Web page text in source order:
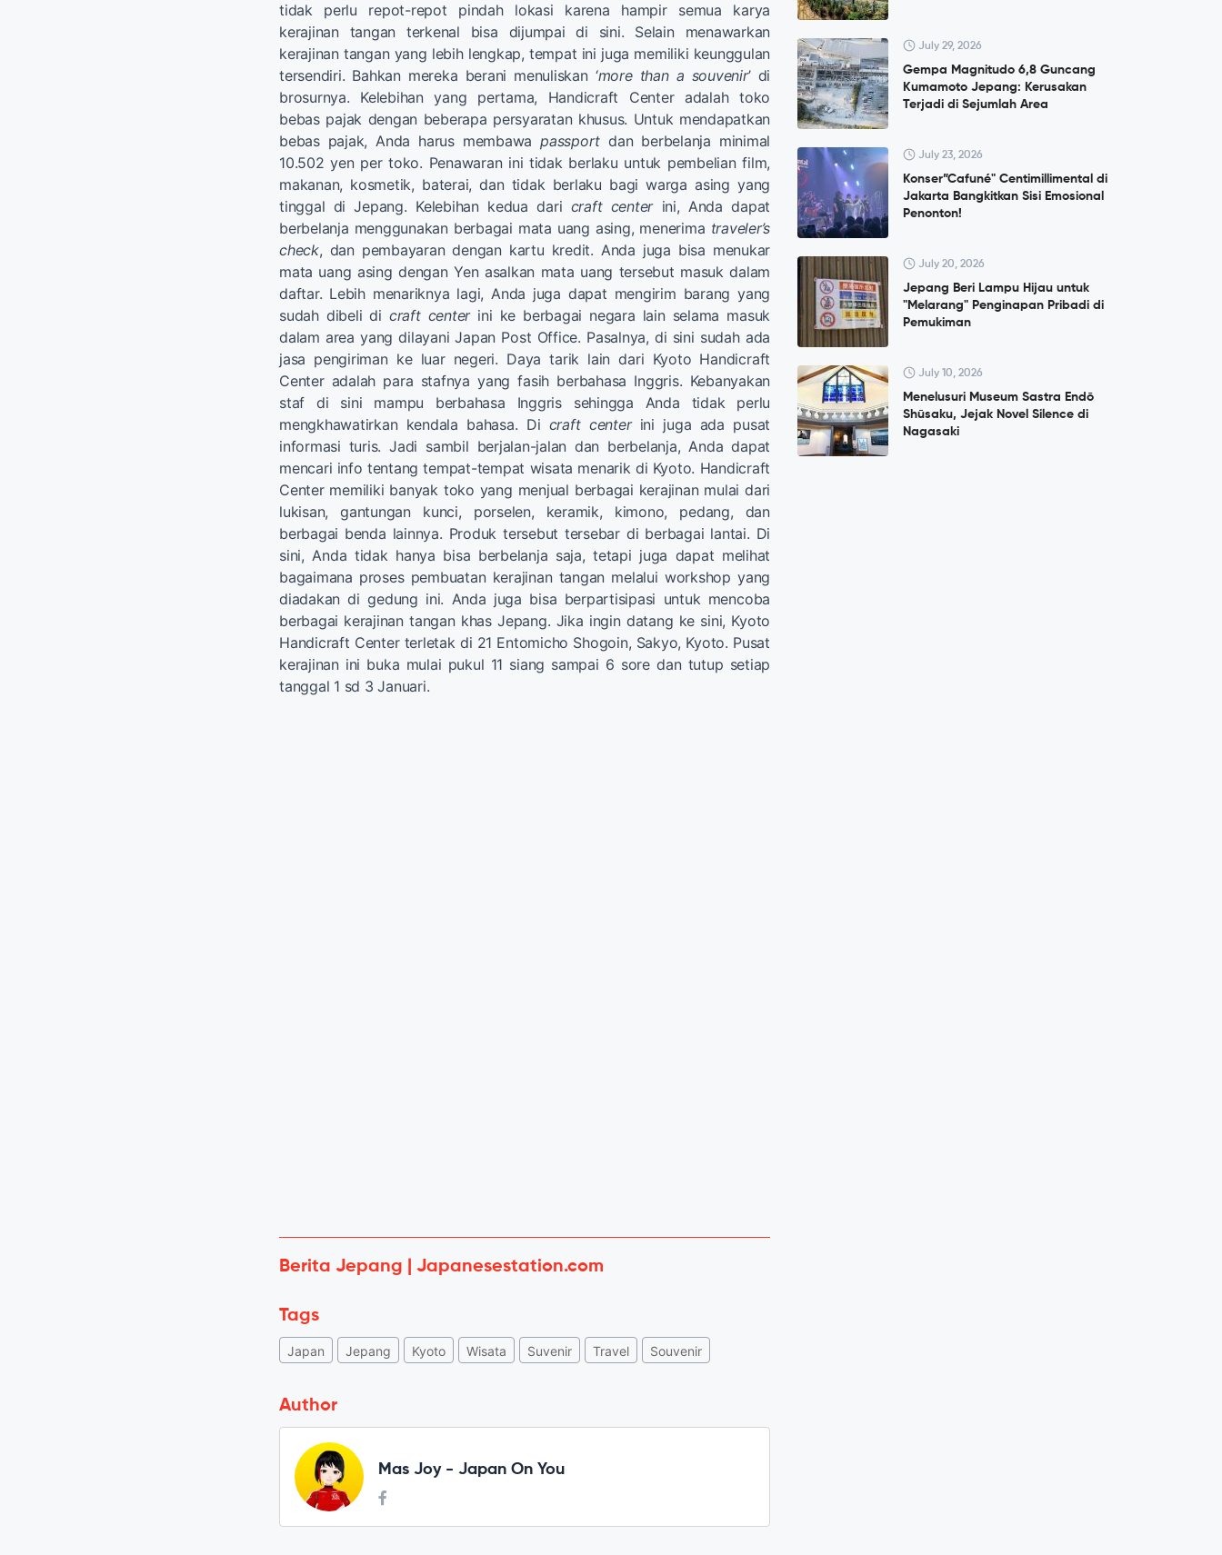
tidak perlu repot-repot pindah lokasi karena hampir semua karya
kerajinan tangan terkenal bisa dijumpai di sini. Selain menawarkan
kerajinan tangan yang lebih lengkap, tempat ini juga memiliki keunggulan
tersendiri. Bahkan mereka berani menuliskan ‘more than a souvenir’ di
brosurnya. Kelebihan yang pertama, Handicraft Center adalah toko
bebas pajak dengan beberapa persyaratan khusus. Untuk mendapatkan
bebas pajak, Anda harus membawapassport dan berbelanja minimal
10.502 yen per toko. Penawaran ini tidak berlaku untuk pembelian film,
makanan, kosmetik, baterai, dan tidak berlaku bagi warga asing yang
tinggal di Jepang. Kelebihan kedua dari craft centerini, Anda dapat
berbelanja menggunakan berbagai mata uang asing, menerima traveler’s
check, dan pembayaran dengan kartu kredit. Anda juga bisa menukar
mata uang asing dengan Yen asalkan mata uang tersebut masuk dalam
daftar. Lebih menariknya lagi, Anda juga dapat mengirim barang yang
sudah dibeli di craft centerini ke berbagai negara lain selama masuk
dalam area yang dilayani Japan Post Office. Pasalnya, di sini sudah ada
jasa pengiriman ke luar negeri. Daya tarik lain dari Kyoto Handicraft
Center adalah para stafnya yang fasih berbahasa Inggris. Kebanyakan
staf di sini mampu berbahasa Inggris sehingga Anda tidak perlu
mengkhawatirkan kendala bahasa. Di craft centerini juga ada pusat
informasi turis. Jadi sambil berjalan-jalan dan berbelanja, Anda dapat
mencari info tentang tempat-tempat wisata menarik di Kyoto. Handicraft
Center memiliki banyak toko yang menjual berbagai kerajinan mulai dari
lukisan, gantungan kunci, porselen, keramik, kimono, pedang, dan
berbagai benda lainnya. Produk tersebut tersebar di berbagai lantai. Di
sini, Anda tidak hanya bisa berbelanja saja, tetapi juga dapat melihat
bagaimana proses pembuatan kerajinan tangan melalui workshop yang
diadakan di gedung ini. Anda juga bisa berpartisipasi untuk mencoba
berbagai kerajinan tangan khas Jepang. Jika ingin datang ke sini, Kyoto
Handicraft Center terletak di 21 Entomicho Shogoin, Sakyo, Kyoto. Pusat
kerajinan ini buka mulai pukul 11 siang sampai 6 sore dan tutup setiap
tanggal 1 sd 3 Januari.
Berita Jepang | Japanesestation.com
Tags
Japan Jepang Kyoto Wisata Suvenir Travel Souvenir
Author
Mas Joy - Japan On You
July 29, 2026
Gempa Magnitudo 6,8 Guncang
Kumamoto Jepang: Kerusakan
Terjadi di Sejumlah Area
July 23, 2026
Konser”Cafuné" Centimillimental di
Jakarta Bangkitkan Sisi Emosional
Penonton!
July 20, 2026
Jepang Beri Lampu Hijau untuk
"Melarang" Penginapan Pribadi di
Pemukiman
July 10, 2026
Menelusuri Museum Sastra Endō
Shūsaku, Jejak Novel Silence di
Nagasaki